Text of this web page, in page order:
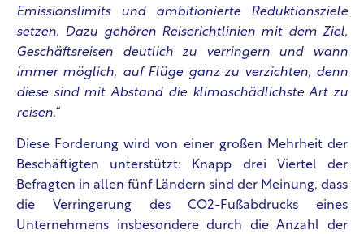
Emissionslimits und ambitionierte Reduktionsziele
setzen. Dazu gehören Reiserichtlinien mit dem Ziel,
Geschäftsreisen deutlich zu verringern und wann
immer möglich, auf Flüge ganz zu verzichten, denn
diese sind mit Abstand die klimaschädlichste Art zu
reisen.“
Diese Forderung wird von einer großen Mehrheit der
Beschäftigten unterstützt: Knapp drei Viertel der
Befragten in allen fünf Ländern sind der Meinung, dass
die Verringerung des CO2-Fußabdrucks eines
Unternehmens insbesondere durch die Anzahl der